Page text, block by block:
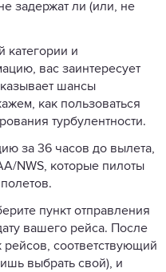
задержат ли (или, не
категории и
вас заинтересует
шансы
как пользоваться
турбулентности.
за 36 часов до вылета,
NWS, которые пилоты
пункт отправления
вашего рейса. После
рейсов, соответствующий
выбрать свой), и